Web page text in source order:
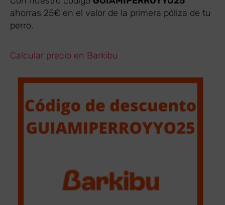
ahorras 25€ en el valor de la primera póliza de tu
perro.
Calcular precio en Barkibu